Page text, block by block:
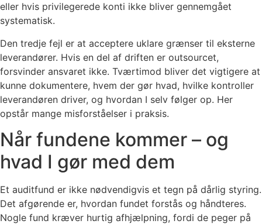
eller hvis privilegerede konti ikke bliver gennemgået
systematisk.
Den tredje fejl er at acceptere uklare grænser til eksterne
leverandører. Hvis en del af driften er outsourcet,
forsvinder ansvaret ikke. Tværtimod bliver det vigtigere at
kunne dokumentere, hvem der gør hvad, hvilke kontroller
leverandøren driver, og hvordan I selv følger op. Her
opstår mange misforståelser i praksis.
Når fundene kommer – og
hvad I gør med dem
Et auditfund er ikke nødvendigvis et tegn på dårlig styring.
Det afgørende er, hvordan fundet forstås og håndteres.
Nogle fund kræver hurtig afhjælpning, fordi de peger på